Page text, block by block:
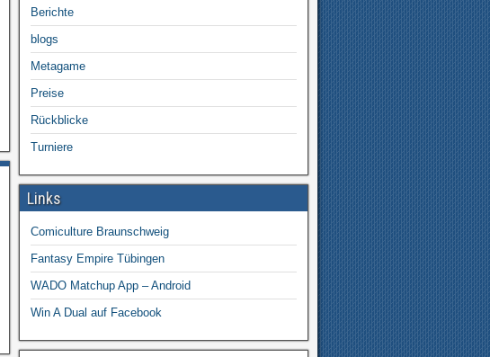
Berichte
blogs
Metagame
Preise
Rückblicke
Turniere
Links
Comiculture Braunschweig
Fantasy Empire Tübingen
WADO Matchup App – Android
Win A Dual auf Facebook